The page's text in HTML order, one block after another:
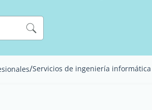
/Servicios de ingeniería informática